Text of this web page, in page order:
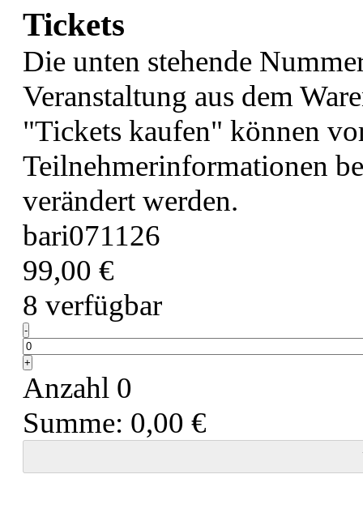
Tickets
Die unten stehende
Veranstaltung aus dem
"Tickets kaufen" können
Teilnehmerinformationen
verändert werden.
bari071126
99,00 €
8 verfügbar
Verringern
der
Ticketanzahl
für
bari071126
-
Anzahl
Erhöhe
die
Ticketsanzahl
für
bari071126
+
Anzahl 0
Summe: 0,00 €